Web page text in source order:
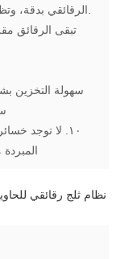
8. سهولة التخزين
١٠. لا توجد